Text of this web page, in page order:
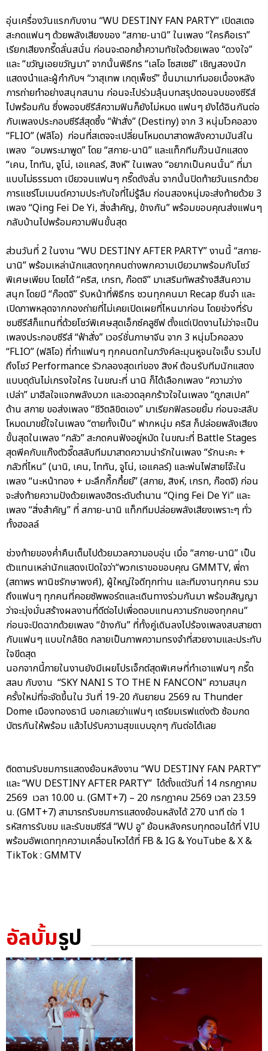
อุ่นเครื่องวันแรกกับงาน “WU DESTINY FAN PARTY” เปิดสเตจ
สะกดแฟนๆ ด้วยพลังเสียงของ “สกาย-นานิ” ในเพลง “ใครคือเรา”
เรียกเสียงกรี๊ดลั่นสนั่น ก่อนจะตอกย้ำความทัชใจด้วยเพลง “ดวงใจ”
และ “ขวัญเอยขวัญมา” จากนั้นพิธีกร “เลโอ โซสเซย์” เชิญสองนัก
แสดงนำและผู้กำกับฯ “วาสุเทพ เกตุเพ็ชร์” ขึ้นมาเมาท์มอยเบื้องหลัง
การถ่ายทำอย่างสนุกสนาน ก่อนจะไปร่วมลุ้นบทสรุปตอนจบของซีรีส์
ไปพร้อมกัน ซึ่งพอจบซีรีส์ความฟินก็ยังไม่หมด แฟนๆ ยังได้อินกันต่อ
กับเพลงประกอบซีรีส์สุดซึ้ง “ฟ้าสั่ง” (Destiny) จาก 3 หนุ่มโวคอลวง
“FLIO” (ฟลิโอ) ก่อนที่สเตจจะเปลี่ยนโหมดมาสาดพลังความมันส์ใน
เพลง “อมพระมาพูด” โดย “สกาย-นานิ” และแท็กทีมก๊วนนักแสดง
“เคน, ไททัน, จูโน่, เอแคลร์, สิงห์” ในเพลง “อยากเป็นคนนั้น” ที่มา
แบบไม่ธรรมดา เบียวจนแฟนๆ กรี๊ดดังลั่น จากนั้นปิดท้ายวันแรกด้วย
การแชร์โมเมนต์ความประทับใจที่ไม่รู้ลืม ก่อนสองหนุ่มจะส่งท้ายด้วย 3
เพลง “Qing Fei De Yi, สิ่งสำคัญ, ข้างกัน” พร้อมขอบคุณส่งแฟนๆ
กลับบ้านไปพร้อมความฟินขั้นสุด
ส่วนวันที่ 2 ในงาน “WU DESTINY AFTER PARTY” งานนี้ “สกาย-
นานิ” พร้อมเหล่านักแสดงทุกคนต่างพกความเบียวมาพร้อมกับโชว์
พิเศษเพียบ โดยได้ “คริส, เกรท, ก๊อตจิ” มาเสริมทัพสร้างสีสันความ
สนุก โดยมี “ก๊อตจิ” รับหน้าที่พิธีกร ชวนทุกคนมา Recap ซีนจำ และ
เปิดภาพหลุดจากกองถ่ายที่ไม่เคยเปิดเผยที่ไหนมาก่อน โดยช่วงที่รับ
ชมซีรีส์ก็แทนที่ด้วยโชว์พิเศษสุดเอ็กซ์คลูซีฟ ตั้งแต่เปิดงานไม่ว่าจะเป็น
เพลงประกอบซีรีส์ “ฟ้าสั่ง” เวอร์ชั่นภาษาจีน จาก 3 หนุ่มโวคอลวง
“FLIO” (ฟลิโอ) ที่ทำแฟนๆ ทุกคนตกในภวังค์ละมุนหูจนใจเจ็บ รวมไป
ถึงโชว์ Performance รัวกลองสุดเท่ของ สิงห์ ต้อนรับทีมนักแสดง
แบบดุดันไม่เกรงใจใคร ในขณะที่ นานิ ก็ได้เลือกเพลง “ความว่าง
เปล่า” มาฮีลใจแจกพลังบวก และอวดลุคกร้าวใจในเพลง “ถูกสเปค”
ด้าน สกาย ขอส่งเพลง “ชีวิตลิขิตเอง” มาเรียกฟิลรอยยิ้ม ก่อนจะสลับ
โหมดมาขยี้ใจในเพลง “ตายทั้งเป็น” ฟากหนุ่ม คริส ก็ปล่อยพลังเสียง
ขั้นสุดในเพลง “กลัว” สะกดคนฟังอยู่หมัด ในขณะที่ Battle Stages
สุดพีคกับแก๊งตัวจี๊ดสลับทีมมาสาดความน่ารักในเพลง “รักนะคะ +
กลัวที่ไหน” (นานิ, เคน, ไททัน, จูโน่, เอแคลร์) และพ่นไฟสายโจ๊ะใน
เพลง “นะหน้าทอง + มะลึกกึ๊กกึ๋ยย์” (สกาย, สิงห์, เกรท, ก๊อตจิ) ก่อน
จะส่งท้ายความปังด้วยเพลงฮิตระดับตำนาน “Qing Fei De Yi” และ
เพลง “สิ่งสำคัญ” ที่ สกาย-นานิ แท็กทีมปล่อยพลังเสียงเพราะๆ ทั่ว
ทั้งฮอลล์
ช่วงท้ายของค่ำคืนเต็มไปด้วยมวลความอบอุ่น เมื่อ “สกาย-นานิ” เป็น
ตัวแทนเหล่านักแสดงเปิดใจว่า“พวกเราขอขอบคุณ GMMTV, พี่ถา
(สถาพร พานิชรักษาพงศ์), ผู้ใหญ่ใจดีทุกท่าน และทีมงานทุกคน รวม
ถึงแฟนๆ ทุกคนที่คอยซัพพอร์ตและเดินทางร่วมกันมา พร้อมสัญญา
ว่าจะมุ่งมั่นสร้างผลงานที่ดีต่อไปเพื่อตอบแทนความรักของทุกคน”
ก่อนจะปิดฉากด้วยเพลง “ข้างกัน” ที่ทั้งคู่เดินลงไปร้องเพลงสบสายตา
กับแฟนๆ แบบใกล้ชิด กลายเป็นภาพความทรงจำที่สวยงามและประทับ
ใจขีดสุด
นอกจากนี้ภายในงานยังมีเผยโปรเจ็กต์สุดพิเศษที่ทำเอาแฟนๆ กรี๊ด
สลบ กับงาน “SKY NANI S TO THE N FANCON” ความสนุก
ครั้งใหม่ที่จะจัดขึ้นใน วันที่ 19-20 กันยายน 2569 ณ Thunder
Dome เมืองทองธานี บอกเลยว่าแฟนๆ เตรียมเรฟแต่งตัว ซ้อมกด
บัตรกันให้พร้อม แล้วไปรับความสุขแบบจุกๆ กันต่อได้เลย
ติดตามรับชมการแสดงย้อนหลังงาน “WU DESTINY FAN PARTY”
และ “WU DESTINY AFTER PARTY” ได้ตั้งแต่วันที่ 14 กรกฎาคม
2569 เวลา 10.00 น. (GMT+7) – 20 กรกฎาคม 2569 เวลา 23.59
น. (GMT+7) สามารถรับชมการแสดงย้อนหลังได้ 270 นาที ต่อ 1
รหัสการรับชม และรับชมซีรีส์ “WU อู” ย้อนหลังครบทุกตอนได้ที่ VIU
พร้อมอัพเดททุกความเคลื่อนไหวได้ที่ FB & IG & YouTube & X &
TikTok : GMMTV
อัลบั้มรูป